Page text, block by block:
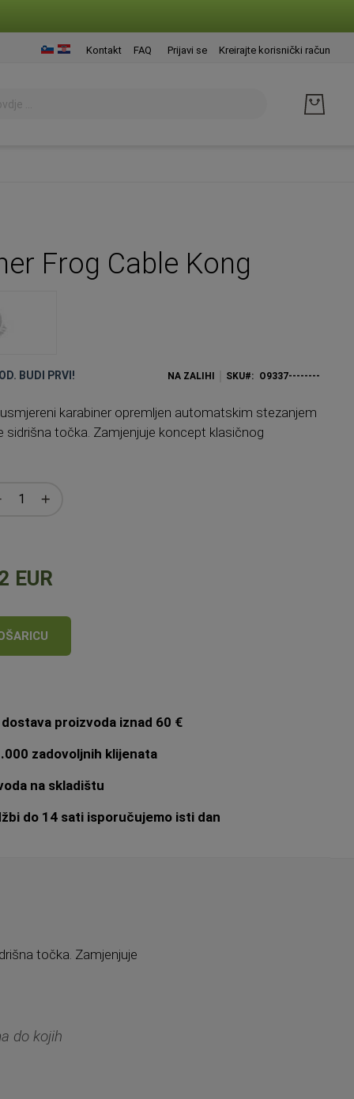
na
Kontakt FAQ Prijavi se Kreirajte korisnički račun
Frog Cable Kong
BUDI PRVI! NA ZALIHI SKU O9337--------
karabiner opremljen automatskim stezanjem
sidrišna točka. Zamjenjuje koncept klasičnog
EUR
proizvoda iznad 60 €
zadovoljnih klijenata
na skladištu
do 14 sati isporučujemo isti dan
točka. Zamjenjuje
do kojih